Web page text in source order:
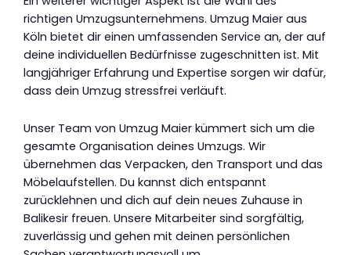
richtigen Umzugsunternehmens. Umzug Maier aus
Köln bietet dir einen umfassenden Service an, der auf
deine individuellen Bedürfnisse zugeschnitten ist. Mit
langjähriger Erfahrung und Expertise sorgen wir dafür,
dass dein Umzug stressfrei verläuft.
Unser Team von Umzug Maier kümmert sich um die
gesamte Organisation deines Umzugs. Wir
übernehmen das Verpacken, den Transport und das
Möbelaufstellen. Du kannst dich entspannt
zurücklehnen und dich auf dein neues Zuhause in
Balikesir freuen. Unsere Mitarbeiter sind sorgfältig,
zuverlässig und gehen mit deinen persönlichen